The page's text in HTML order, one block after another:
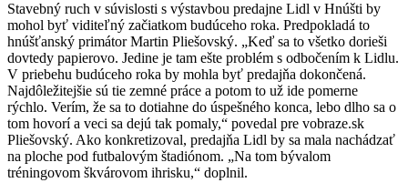
Stavebný ruch v súvislosti s výstavbou predajne Lidl v Hnúšti by
mohol byť viditeľný začiatkom budúceho roka. Predpokladá to
hnúšťanský primátor Martin Pliešovský. „Keď sa to všetko dorieši
dovtedy papierovo. Jedine je tam ešte problém s odbočením k Lidlu.
V priebehu budúceho roka by mohla byť predajňa dokončená.
Najdôležitejšie sú tie zemné práce a potom to už ide pomerne
rýchlo. Verím, že sa to dotiahne do úspešného konca, lebo dlho sa o
tom hovorí a veci sa dejú tak pomaly,“ povedal pre vobraze.sk
Pliešovský. Ako konkretizoval, predajňa Lidl by sa mala nachádzať
na ploche pod futbalovým štadiónom. „Na tom bývalom
tréningovom škvárovom ihrisku,“ doplnil.